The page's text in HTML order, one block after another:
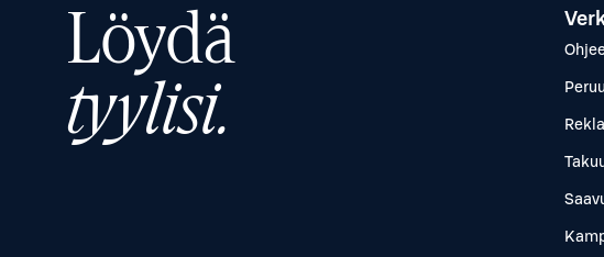
Löydä
tyylisi.